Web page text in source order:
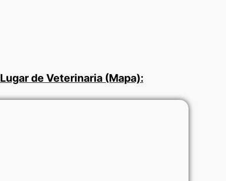
Lugar de Veterinaria (Mapa):